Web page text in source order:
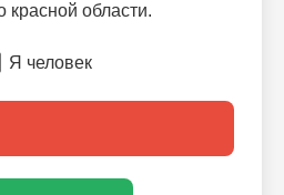
области.
Я человек